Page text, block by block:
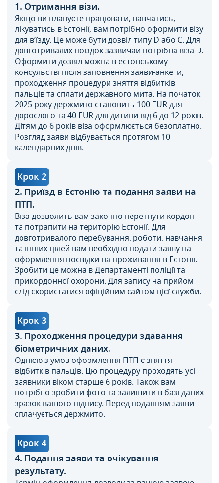
1. Отримання візи.
Якщо ви плануєте працювати, навчатись,
лікуватись в Естонії, вам потрібно оформити візу
для в’їзду. Це може бути дозвіл типу D або C. Для
довготривалих поїздок зазвичай потрібна віза D.
Оформити дозвіл можна в естонському
консульстві після заповнення заяви-анкети,
проходження процедури зняття відбитків
пальців та сплати державного мита. На початок
2025 року держмито становить 100 EUR для
дорослого та 40 EUR для дитини від 6 до 12 років.
Дітям до 6 років віза оформлюється безоплатно.
Розгляд заяви відбувається протягом 10
календарних днів.
Крок 2
2. Приїзд в Естонію та подання заяви на
ПТП.
Віза дозволить вам законно перетнути кордон
та потрапити на територію Естонії. Для
довготривалого перебування, роботи, навчання
та інших цілей вам необхідно подати заяву на
оформлення посвідки на проживання в Естонії.
Зробити це можна в Департаменті поліції та
прикордонної охорони. Для запису на прийом
слід скористатися офіційним сайтом цієї служби.
Крок 3
3. Проходження процедури здавання
біометричних даних.
Однією з умов оформлення ПТП є зняття
відбитків пальців. Цю процедуру проходять усі
заявники віком старше 6 років. Також вам
потрібно зробити фото та залишити в базі даних
зразок вашого підпису. Перед поданням заяви
сплачується держмито.
Крок 4
4. Подання заяви та очікування
результату.